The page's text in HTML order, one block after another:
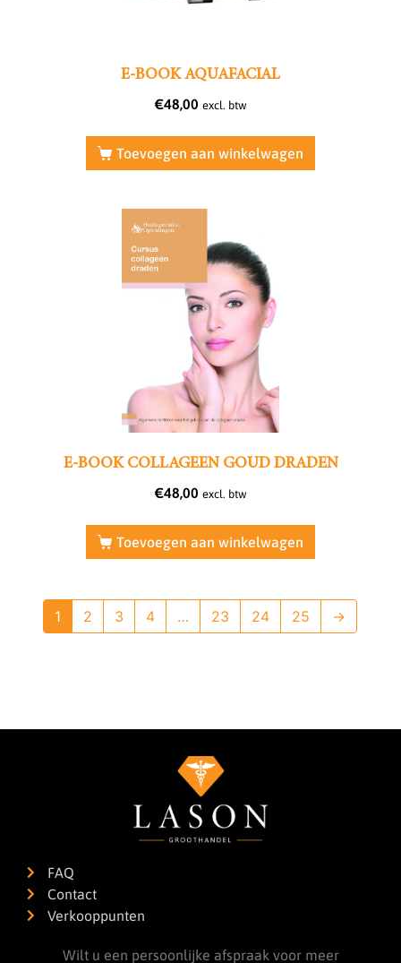
E-BOOK AQUAFACIAL
€48,00 excl. btw
Toevoegen aan winkelwagen
E-BOOK COLLAGEEN GOUD DRADEN
€48,00 excl. btw
Toevoegen aan winkelwagen
1 2 3 4 … 23 24 25 →
FAQ
Contact
Verkooppunten
Wilt u een persoonlijke afspraak voor meer